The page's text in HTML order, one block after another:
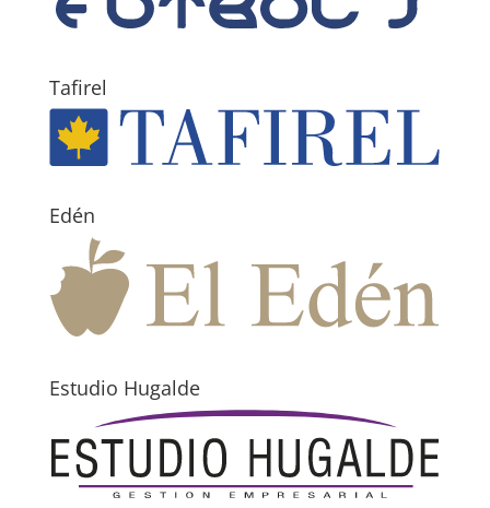
Tafirel
Edén
Estudio Hugalde